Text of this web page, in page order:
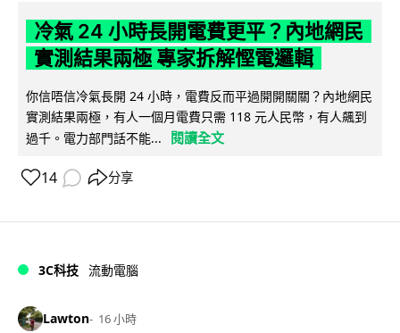
冷氣 24 小時長開電費更平？內地網民
實測結果兩極 專家拆解慳電邏輯
你信唔信冷氣長開 24 小時，電費反而平過開開關關？內地網民
實測結果兩極，有人一個月電費只需 118 元人民幣，有人飆到
過千。電力部門話不能...
閱讀全文
14 分享
3C科技 流動電腦
Lawton 16 小時